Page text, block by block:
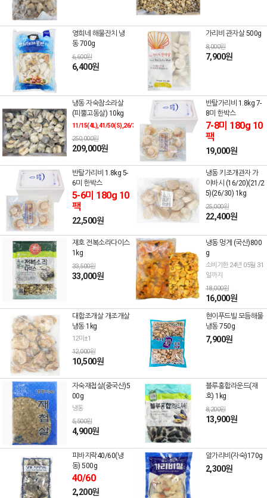
영희네 해물잔치 냉
동 700g
6,600원
6,400원
가리비 관자살 500g
8,000원
7,900원
냉동 자숙참소라살
(피뿔고동살) 10kg
11/15(4L),41/50(S),26/30(3S),21/25(2S)
250,000원
209,000원
반탈가리비 1.8kg 7-
8미 한박스
7-8미 180g 10
팩
19,000원
반탈가리비 1.8kg 5-
6미 한박스
5-6미 180g 10
팩
22,500원
냉동 키조개관자 가
이바시 (16/20)(21/2
5)(26/30) 1kg
25,000원
22,400원
재호 전복소라다이스
1kg
33,500원
33,000원
냉동 멍게 (국산)800
g
소비기한 24년 05월 31
일까지
18,000원
16,000원
대합조개살 개조개살
냉동 1kg
12미±1
12,000원
10,500원
현이푸드빌 모듬해물
냉동 750g
7,900원
자숙재첩살(중국산)5
00g
냉동
5,500원
4,900원
블루홍합라운드(재
호) 1kg
8,200원
13,900원
피바지락40/60(냉
동) 500g
40/60
2,200원
알가리비(자숙)170g
2,300원